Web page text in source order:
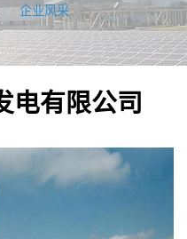
/ 企业风采
电有限公司